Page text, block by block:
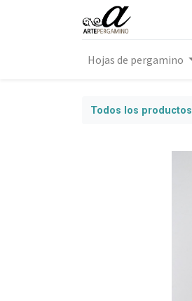
Hojas de pergamino
Todos los productos